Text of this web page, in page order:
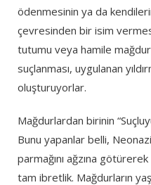
ödenmesinin ya da
çevresinden bir isim
tutumu veya hamile mağdur
suçlanması, uygulanan
oluşturuyorlar.
Mağdurlardan birinin
Bunu yapanlar belli,
parmağını ağzına
tam ibretlik. Mağdurların